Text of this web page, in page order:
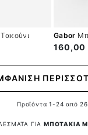
Gabor
160,00
Προϊόντα1-24 από26
ΓΙΑΜΠΟΤΑΚΙΑ